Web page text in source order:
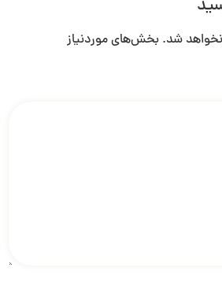
شد. بخش‌های موردنیاز